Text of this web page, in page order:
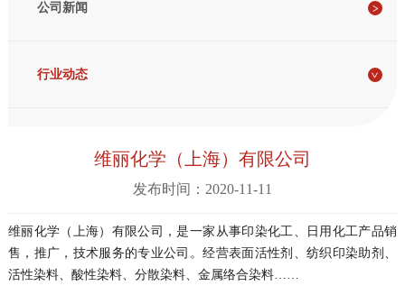
公司新闻
行业动态
维丽化学（上海）有限公司
发布时间：2020-11-11
维丽化学（上海）有限公司，是一家从事印染化工、日用化工产品销
售，推广，技术服务的专业公司。经营表面活性剂、纺织印染助剂、
活性染料、酸性染料、分散染料、金属络合染料……